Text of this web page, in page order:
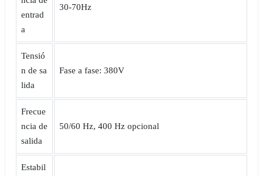
entrad
a
30-70Hz
Tensió
n de sa
lida
Fase a fase: 380V
Frecue
ncia de
salida
50/60 Hz, 400 Hz opcional
Estabil